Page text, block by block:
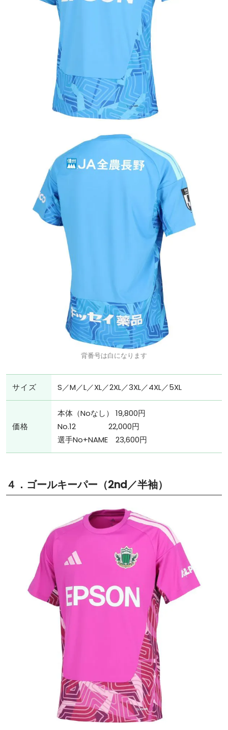
背番号は白になります
サイズ S／M／L／XL／2XL／3XL／4XL／5XL
価格
本体（Noなし） 19,800円
No.12 22,000円
選手No+NAME 23,600円
４．ゴールキーパー（2nd／半袖）